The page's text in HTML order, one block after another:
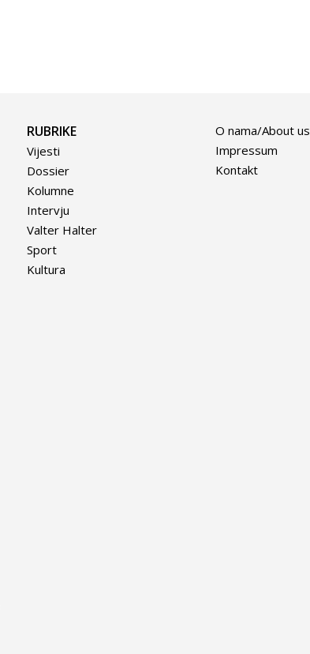
RUBRIKE
Vijesti
Dossier
Kolumne
Intervju
Valter Halter
Sport
Kultura
O nama/About us
Impressum
Kontakt